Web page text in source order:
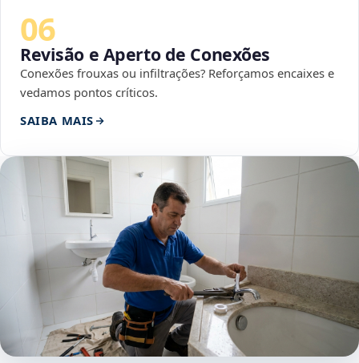
06
Revisão e Aperto de Conexões
Conexões frouxas ou infiltrações? Reforçamos encaixes e
vedamos pontos críticos.
SAIBA MAIS